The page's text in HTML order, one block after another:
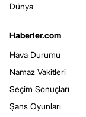
Dünya
Haberler.com
Hava Durumu
Namaz Vakitleri
Seçim Sonuçları
Şans Oyunları